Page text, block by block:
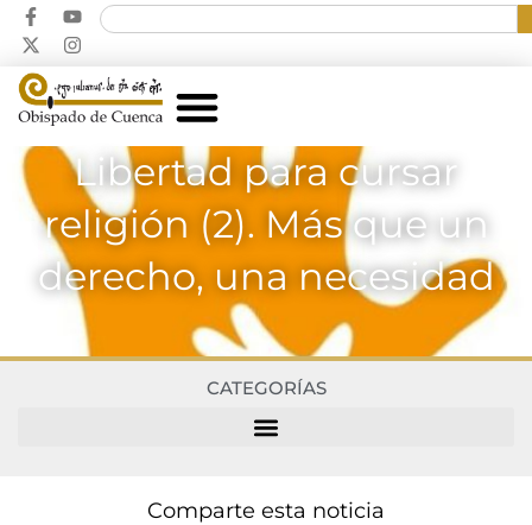
Libertad para cursar
religión (2). Más que un
derecho, una necesidad
CATEGORÍAS
Comparte esta noticia